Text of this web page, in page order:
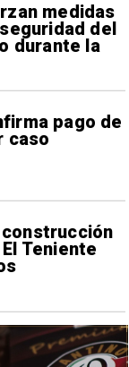
medidas
del
durante la
pago de
caso
Teniente